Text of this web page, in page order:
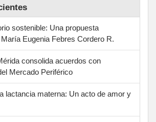
sostenible: Una propuesta
Eugenia Febres Cordero R.
consolida acuerdos con
Mercado Periférico
lactancia materna: Un acto de amor y